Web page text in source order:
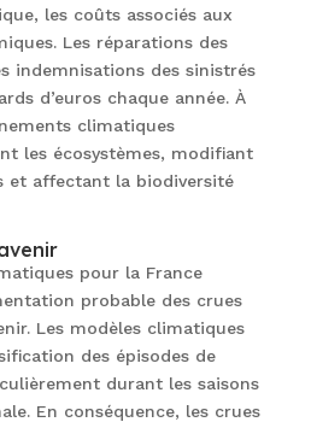
les coûts associés aux
Les réparations des
indemnisations des sinistrés
d’euros chaque année. À
climatiques
les écosystèmes, modifiant
et affectant la biodiversité
pour la France
probable des crues
Les modèles climatiques
des épisodes de
durant les saisons
En conséquence, les crues